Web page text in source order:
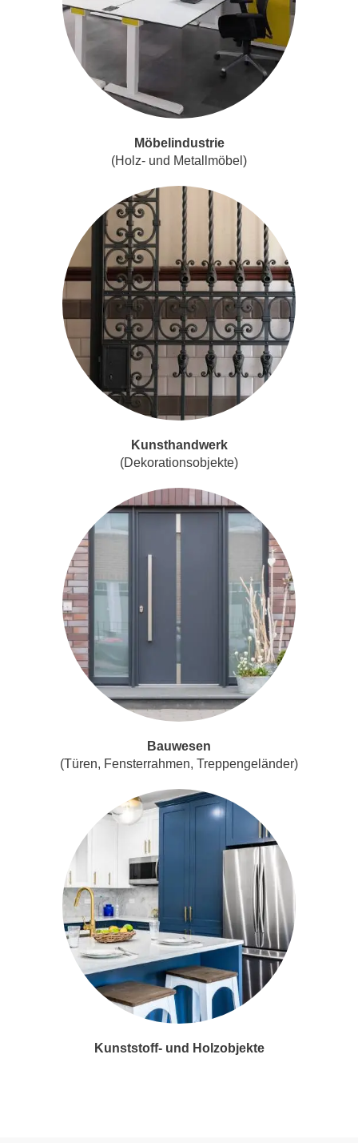
Möbelindustrie
(Holz- und Metallmöbel)
Kunsthandwerk
(Dekorationsobjekte)
Bauwesen
(Türen, Fensterrahmen, Treppengeländer)
Kunststoff- und Holzobjekte